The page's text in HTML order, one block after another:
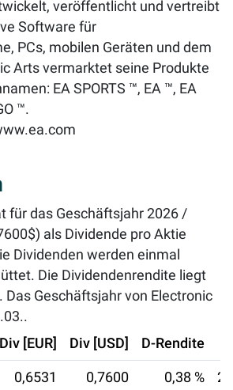
veröffentlicht und vertreibt
Software für
PCs, mobilen Geräten und dem
Arts vermarktet seine Produkte
EA SPORTS ™, EA ™, EA
™.
für das Geschäftsjahr 2026 /
als Dividende pro Aktie
Dividenden werden einmal
Die Dividendenrendite liegt
. Das Geschäftsjahr von Electronic
Div [EUR] Div [USD] D-Rendite
0,6531 0,7600 0,38 %